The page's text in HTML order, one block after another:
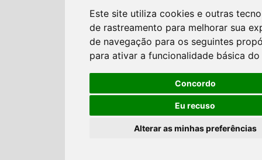
Este site utiliza cookies e outras
de rastreamento para melhorar sua
de navegação para os seguintes
para ativar a funcionalidade básica
Concordo
Eu recuso
Alterar as minhas preferências